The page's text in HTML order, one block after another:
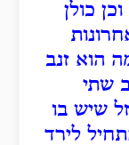
כולן
הוא זנב
שתי
שיש בו
לירד